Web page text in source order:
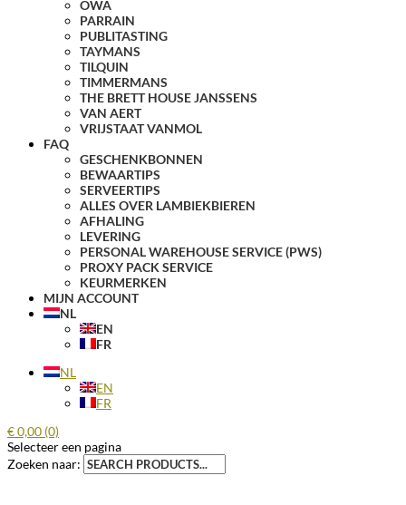
OWA
PARRAIN
PUBLITASTING
TAYMANS
TILQUIN
TIMMERMANS
THE BRETT HOUSE JANSSENS
VAN AERT
VRIJSTAAT VANMOL
FAQ
GESCHENKBONNEN
BEWAARTIPS
SERVEERTIPS
ALLES OVER LAMBIEKBIEREN
AFHALING
LEVERING
PERSONAL WAREHOUSE SERVICE (PWS)
PROXY PACK SERVICE
KEURMERKEN
MIJN ACCOUNT
NL
EN
FR
NL
EN
FR
€0,00 (0)
Selecteer een pagina
Zoeken naar: